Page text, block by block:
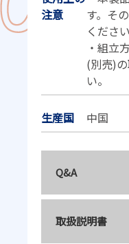
注意
す。そ
ください
・組立
(別売)
い。
生産国 中国
Q&A
取扱説明書